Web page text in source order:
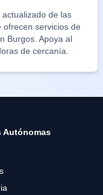
de las
servicios de
Burgos . Apoya al
de cercanía.
Autónomas